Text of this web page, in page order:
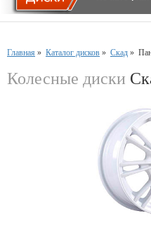
Главная » Каталог дисков » Скад »
Колесные диски